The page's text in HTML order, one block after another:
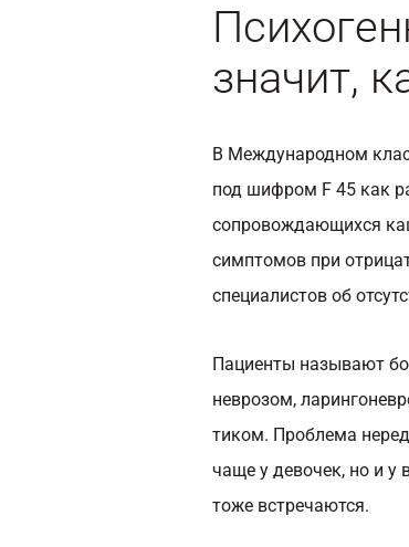
значит,
В Международном
под шифром F 45 как
сопровождающихся
симптомов при
специалистов об
Пациенты называют
неврозом,
тиком. Проблема
чаще у девочек, но и у
тоже встречаются.